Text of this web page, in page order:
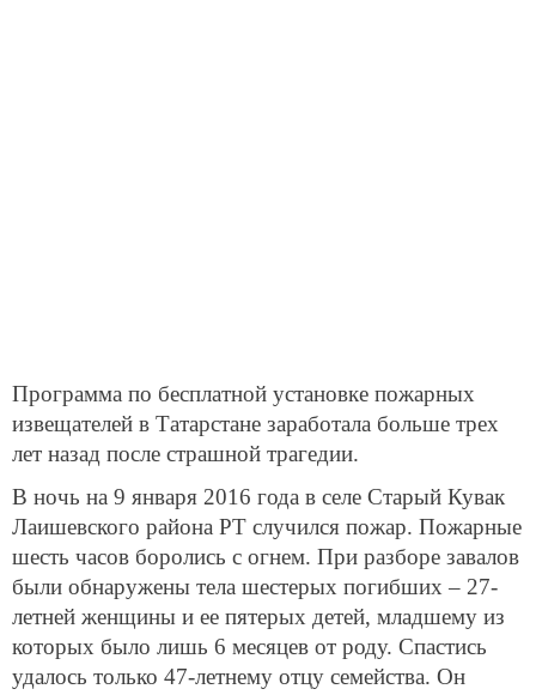
Программа по бесплатной установке пожарных
извещателей в Татарстане заработала больше трех
лет назад после страшной трагедии.
В ночь на 9 января 2016 года в селе Старый Кувак
Лаишевского района РТ случился пожар. Пожарные
шесть часов боролись с огнем. При разборе завалов
были обнаружены тела шестерых погибших – 27-
летней женщины и ее пятерых детей, младшему из
которых было лишь 6 месяцев от роду. Спастись
удалось только 47-летнему отцу семейства. Он